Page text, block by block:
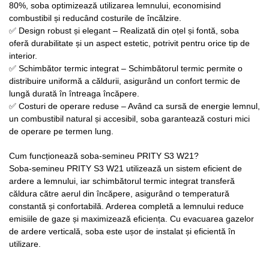
80%, soba optimizează utilizarea lemnului, economisind
combustibil și reducând costurile de încălzire.
✅ Design robust și elegant – Realizată din oțel și fontă, soba
oferă durabilitate și un aspect estetic, potrivit pentru orice tip de
interior.
✅ Schimbător termic integrat – Schimbătorul termic permite o
distribuire uniformă a căldurii, asigurând un confort termic de
lungă durată în întreaga încăpere.
✅ Costuri de operare reduse – Având ca sursă de energie lemnul,
un combustibil natural și accesibil, soba garantează costuri mici
de operare pe termen lung.
Cum funcționează soba-semineu PRITY S3 W21?
Soba-semineu PRITY S3 W21 utilizează un sistem eficient de
ardere a lemnului, iar schimbătorul termic integrat transferă
căldura către aerul din încăpere, asigurând o temperatură
constantă și confortabilă. Arderea completă a lemnului reduce
emisiile de gaze și maximizează eficiența. Cu evacuarea gazelor
de ardere verticală, soba este ușor de instalat și eficientă în
utilizare.